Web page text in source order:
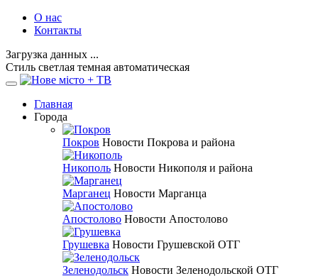
О нас
Контакты
Загрузка данных ...
Стиль светлая темная автоматическая
Главная
Города
Покров Новости Покрова и района
Никополь Новости Никополя и района
Марганец Новости Марганца
Апостолово Новости Апостолово
Грушевка Новости Грушевской ОТГ
Зеленодольск Новости Зеленодольской ОТГ